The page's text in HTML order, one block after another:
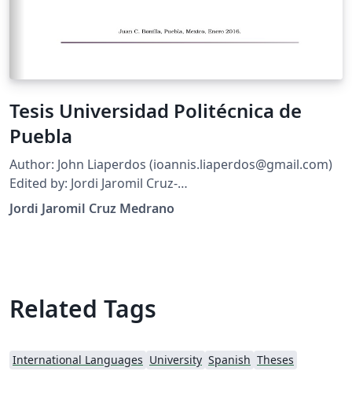
Tesis Universidad Politécnica de
Puebla
Author: John Liaperdos (ioannis.liaperdos@gmail.com)
Edited by: Jordi Jaromil Cruz-
Medrano(jordi.cruz@uppuebla.edu.mx)
Jordi Jaromil Cruz Medrano
Related Tags
International Languages University Spanish Theses